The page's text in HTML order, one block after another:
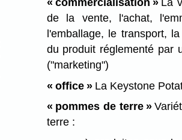
de la vente, l'achat,
l'emballage, le transport,
du produit réglementé par
("marketing")
« office »La Keystone
« pommes de terre »
terre :